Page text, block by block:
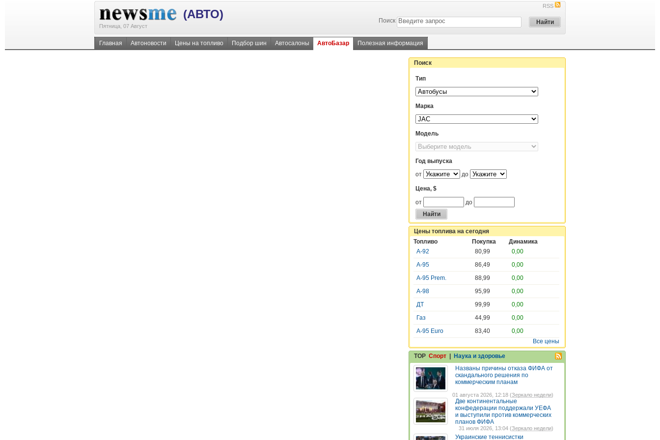
(АВТО)
Пятница, 07 Август
RSS
Поиск
Главная Автоновости Цены на топливо Подбор шин Автосалоны АвтоБазар Полезная информация
Поиск
Тип
Марка
Модель
Год выпуска
от
до
Цена, $
от
до
Цены топлива на сегодня
Топливо
Покупка
Динамика
А-92
80,99
0,00
А-95
86,49
0,00
А-95 Prem.
88,99
0,00
А-98
95,99
0,00
ДТ
99,99
0,00
Газ
44,99
0,00
A-95 Euro
83,40
0,00
Все цены
TOP Спорт
Наука и здоровье
Названы причины отказа ФИФА от
скандального решения по
коммерческим планам
01 августа 2026, 12:18 (Зеркало недели)
Две континентальные
конфедерации поддержали УЕФА
и выступили против коммерческих
планов ФИФА
31 июля 2026, 13:04 (Зеркало недели)
Украинские теннисистки